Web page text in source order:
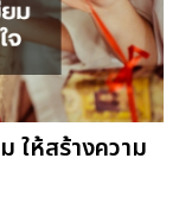
ให้สร้างความ